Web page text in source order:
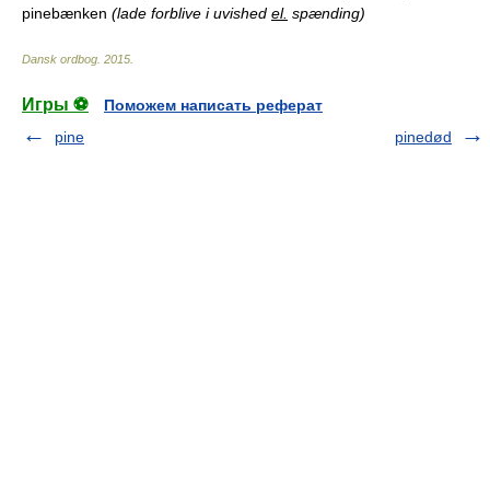
pinebænken (lade forblive i uvished el. spænding)
Dansk ordbog 2015
Игры ⚽
Поможем написать реферат
pine
pinedød